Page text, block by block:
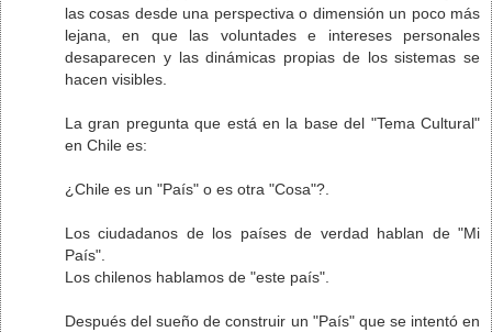
las cosas desde una perspectiva o dimensión un poco más
lejana, en que las voluntades e intereses personales
desaparecen y las dinámicas propias de los sistemas se
hacen visibles.
La gran pregunta que está en la base del "Tema Cultural"
en Chile es:
¿Chile es un "País" o es otra "Cosa"?.
Los ciudadanos de los países de verdad hablan de "Mi
País".
Los chilenos hablamos de "este país".
Después del sueño de construir un "País" que se intentó en